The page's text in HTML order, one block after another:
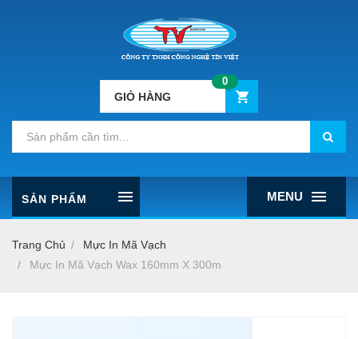
GIỎ HÀNG
0
MENU
SẢN PHẨM
Trang Chủ
Mực In Mã Vạch
Mực In Mã Vạch Wax 160mm X 300m